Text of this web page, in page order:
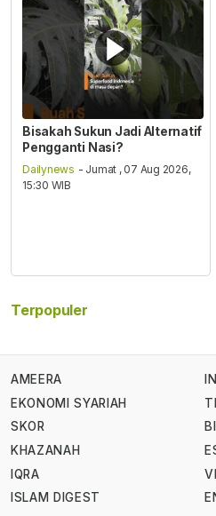
Bisakah Sukun Jadi Alternatif
Pengganti Nasi?
Dailynews - Jumat , 07 Aug 2026,
15:30 WIB
Terpopuler
AMEERA
EKONOMI SYARIAH
SKOR
KHAZANAH
IQRA
ISLAM DIGEST